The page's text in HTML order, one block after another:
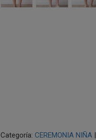
Categoría: CEREMONIA NIÑA|